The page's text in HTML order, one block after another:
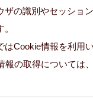
ザの識別やセッショ
はCookie情報を利用
報の取得については